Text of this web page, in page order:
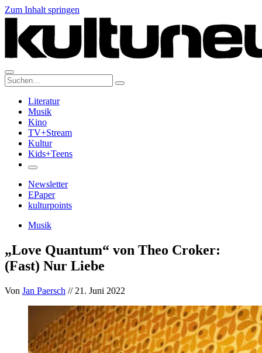
Zum Inhalt springen
Suche:
Literatur
Musik
Kino
TV+Stream
Kultur
Kids+Teens
Newsletter
EPaper
kulturpoints
Musik
„Love Quantum“ von Theo Croker:
(Fast) Nur Liebe
Von Jan Paersch // 21. Juni 2022